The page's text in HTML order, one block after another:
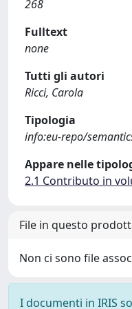
268
Fulltext
none
Tutti gli autori
Ricci, Carola
Tipologia
info:eu-repo/
Appare nelle
2.1 Contributo in
File in questo
Non ci sono file
I documenti in IRIS